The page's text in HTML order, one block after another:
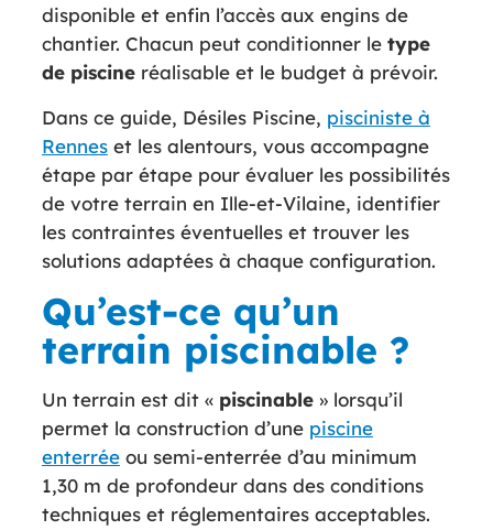
disponible et enfin l’accès aux engins de
chantier. Chacun peut conditionner le type
de piscineréalisable et le budget à prévoir.
Dans ce guide, Désiles Piscine, pisciniste à
Renneset les alentours, vous accompagne
étape par étape pour évaluer les possibilités
de votre terrain en Ille-et-Vilaine, identifier
les contraintes éventuelles et trouver les
solutions adaptées à chaque configuration.
Qu’est-ce qu’un
terrain piscinable ?
Un terrain est dit « piscinable» lorsqu’il
permet la construction d’une piscine
enterréeou semi-enterrée d’au minimum
1,30 m de profondeur dans des conditions
techniques et réglementaires acceptables.